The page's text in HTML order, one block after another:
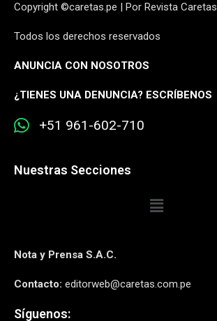
Copyright ©caretas.pe | Por Revista Caretas
Todos los derechos reservados
ANUNCIA CON NOSOTROS
¿TIENES UNA DENUNCIA? ESCRÍBENOS
+51 961-602-710
Nuestras Secciones
Nota y Prensa S.A.C.
Contacto: editorweb@caretas.com.pe
Síguenos: